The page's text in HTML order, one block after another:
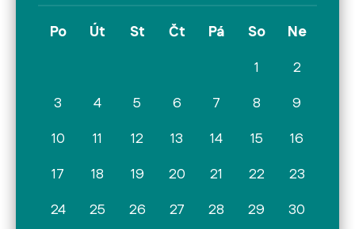
Po Út St Čt Pá So
Ne
1
2
3
4 5 6 7 8
9
10
11 12 13 14 15
16
17
18 19 20 21 22
23
24
25 26 27 28 29
30